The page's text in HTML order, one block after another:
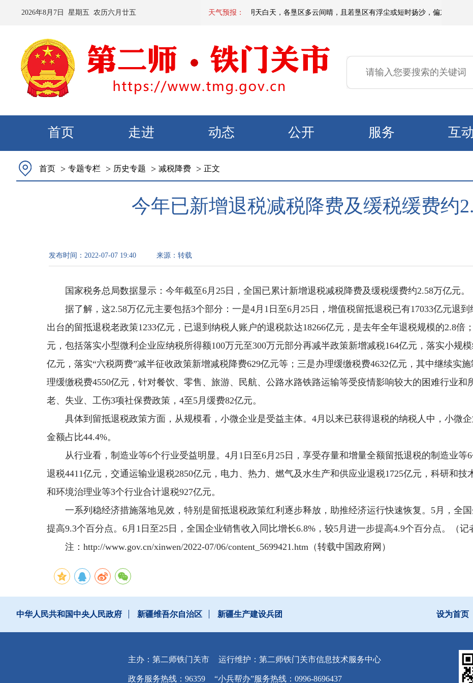
2026年8月 7 日 星期五 农历六月廿五 天气预报：
预计：今天夜间到明天白天，各垦区多云间晴，且若垦区有浮尘或短时扬沙，偏东区域
首页 走进 动态 公开 服务 互动
首页 > 专题专栏 > 历史专题 > 减税降费 > 正文
今年已新增退税减税降费及缓税缓费约
发布时间： 2022-07-07 19:40 来源： 转载
国家税务总局数据显示：今年截至6月25日，全国已累计新增退税减税降费及缓税缓费约2.58万亿元。
据了解，这2.58万亿元主要包括3个部分：一是4月1日至6月25日，增值税留抵退税已有17033亿元退
出台的留抵退税老政策1233亿元，已退到纳税人账户的退税款达18266亿元，是去年全年退税规模的2.8倍
元，包括落实小型微利企业应纳税所得额100万元至300万元部分再减半政策新增减税164亿元，落实小规
亿元，落实“六税两费”减半征收政策新增减税降费629亿元等；三是办理缓缴税费4632亿元，其中继续实
理缓缴税费4550亿元，针对餐饮、零售、旅游、民航、公路水路铁路运输等受疫情影响较大的困难行业
老、失业、工伤3项社保费政策，4至5月缓费82亿元。
具体到留抵退税政策方面，从规模看，小微企业是受益主体。4月以来已获得退税的纳税人中，小微企
金额占比44.4%。
从行业看，制造业等6个行业受益明显。4月1日至6月25日，享受存量和增量全额留抵退税的制造业等
退税4411亿元，交通运输业退税2850亿元，电力、热力、燃气及水生产和供应业退税1725亿元，科研和
和环境治理业等3个行业合计退税927亿元。
一系列稳经济措施落地见效，特别是留抵退税政策红利逐步释放，助推经济运行快速恢复。5月，全
提高9.3个百分点。6月1日至25日，全国企业销售收入同比增长6.8%，较5月进一步提高4.9个百分点。（记
注：http://www.gov.cn/xinwen/2022-07/06/content_5699421.htm（转载中国政府网）
中华人民共和国中央人民政府 新疆维吾尔自治区 新疆生产建设兵团 设为首页
主办：第二师铁门关市 运行维护：第二师铁门关市信息技术服务中心
政务服务热线：96359 “小兵帮办”服务热线：0996-8696437